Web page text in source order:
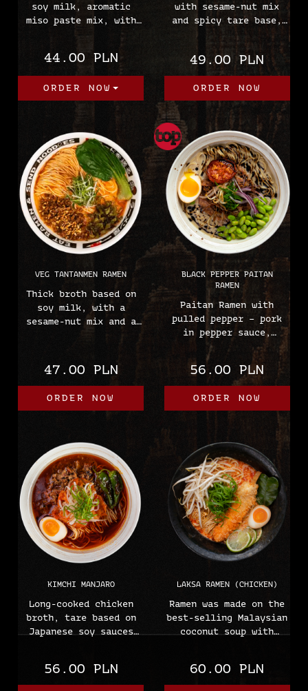
soy milk, aromatic
miso paste mix, with
sweet tofu, menma,
roasted leek, mung
bean sprouts, chives
and spring onions oil
/ or chilli oil
wheat)
44.00 PLN
ORDER NOW
with sesame-nut mix
and spicy tare base,
with minced soboro
meat, pak choy
cabbage, nuts, pickled
mustard, ajitsuke egg
and chilli oil
(sesame, soy, wheat,
peanuts, egg, mustard)
49.00 PLN
ORDER NOW
VEG TANTANMEN RAMEN
Thick broth based on
soy milk, with a
sesame-nut mix and a
pickled mustard and
(sesame, peanuts,
47.00 PLN
ORDER NOW
BLACK PEPPER PAITAN
RAMEN
Paitan Ramen with
pulled pepper – pork
in pepper sauce,
roasted tomato, leek
brushwood, chives, red
onion, ajitsuke egg,
ramen pasta of own
production, mayu oil,
edamame and mung bean
56.00 PLN
ORDER NOW
KIMCHI MANJARO
Long-cooked chicken
broth, tare based on
Japanese soy sauces
marinated beef, spicy
kimchi cabbage, half
56.00 PLN
LAKSA RAMEN (CHICKEN)
Ramen was made on the
best-selling Malaysian
coconut soup with
chili oil, kaffir
leaf, roasted onion,
60.00 PLN